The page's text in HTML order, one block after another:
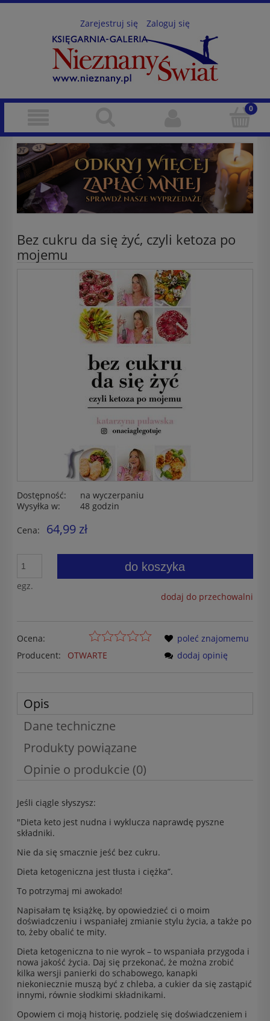
Zarejestruj się Zaloguj się
Bez cukru da się żyć, czyli ketoza po
mojemu
Dostępność:
na wyczerpaniu
Wysyłka w:
48 godzin
Cena: 64,99 zł
egz.
do koszyka
dodaj do przechowalni
Ocena:
Producent:
OTWARTE
poleć znajomemu
dodaj opinię
Opis
Dane techniczne
Produkty powiązane
Opinie o produkcie (0)
Jeśli ciągle słyszysz:
"Dieta keto jest nudna i wyklucza naprawdę pyszne
składniki.
Nie da się smacznie jeść bez cukru.
Dieta ketogeniczna jest tłusta i ciężka”.
To potrzymaj mi awokado!
Napisałam tę książkę, by opowiedzieć ci o moim
doświadczeniu i wspaniałej zmianie stylu życia, a także po
to, żeby obalić te mity.
Dieta ketogeniczna to nie wyrok – to wspaniała przygoda i
nowa jakość życia. Daj się przekonać, że można zrobić
kilka wersji panierki do schabowego, kanapki
niekoniecznie muszą być z chleba, a cukier da się zastąpić
innymi, równie słodkimi składnikami.
Opowiem ci moją historię, podzielę się doświadczeniem i